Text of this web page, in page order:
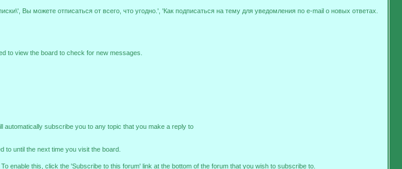
Вы можете отписаться от всего, что угодно.', 'Как подписаться на тему для уведомления по e-mail о новых ответах.
to view the board to check for new messages.
automatically subscribe you to any topic that you make a reply to
to until the next time you visit the board.
enable this, click the 'Subscribe to this forum' link at the bottom of the forum that you wish to subscribe to.